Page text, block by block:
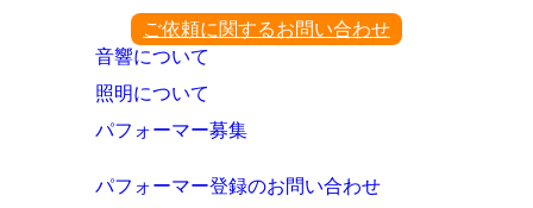
ご依頼に関するお問い合わせ
音響について
照明について
パフォーマー募集
パフォーマー登録のお問い合わせ